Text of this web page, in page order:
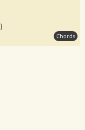
)
Chords